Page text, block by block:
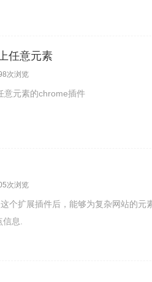
任意元素
次浏览
意元素的chrome插件
次浏览
个扩展插件后，能够为复杂网站的元
息.